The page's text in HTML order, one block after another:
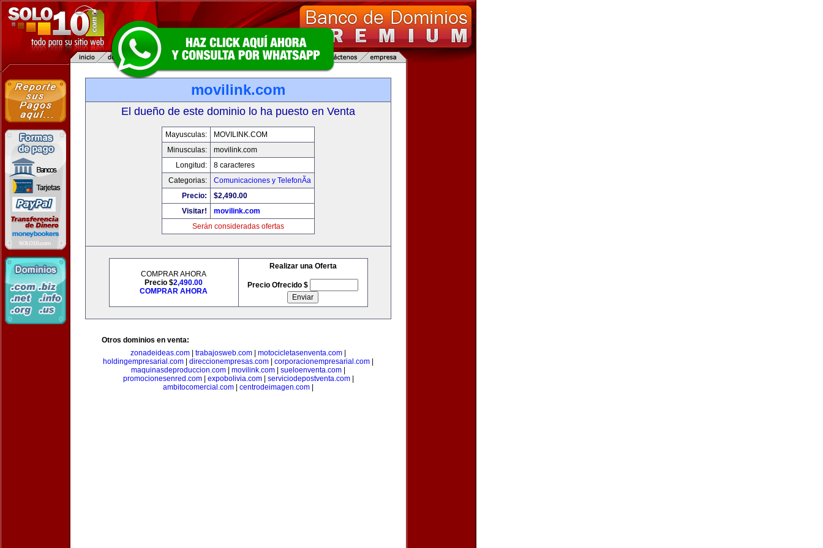
movilink.com
El dueño de este dominio lo ha puesto en Venta
Mayusculas:
MOVILINK.COM
Minusculas:
movilink.com
Longitud:
8 caracteres
Categorias:
Comunicaciones y TelefonÃ­a
Precio:
$2,490.00
Visitar!
movilink.com
Serán consideradas ofertas
COMPRAR AHORA
Precio $2,490.00
COMPRAR AHORA
Realizar una Oferta
Precio Ofrecido $
Otros dominios en venta:
zonadeideas.com
trabajosweb.com motocicletasenventa.com
holdingempresarial.com
direccionempresas.com corporacionempresarial.com
maquinasdeproduccion.com
movilink.com sueloenventa.com
promocionesenred.com| expobolivia.com| serviciodepostventa.com|
ambitocomercial.com
centrodeimagen.com